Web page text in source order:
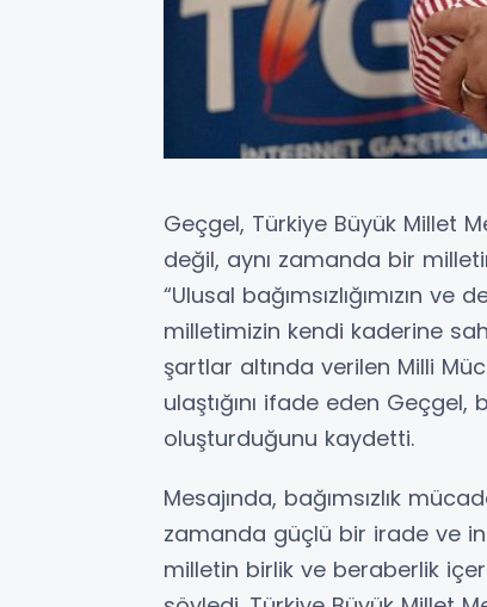
Geçgel, Türkiye Büyük Millet
değil, aynı zamanda bir
“Ulusal bağımsızlığımızın
milletimizin kendi kaderine
şartlar altında verilen Milli
ulaştığını ifade eden
oluşturduğunu kaydetti.
Mesajında, bağımsızlık
zamanda güçlü bir irade ve
milletin birlik ve beraberlik